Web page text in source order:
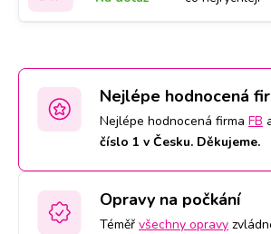
Nejlépe hodnocená
Nejlépe hodnocená firma FB
číslo 1 v Česku. Děkujeme.
Opravy na počkání
Téměř všechny opravy